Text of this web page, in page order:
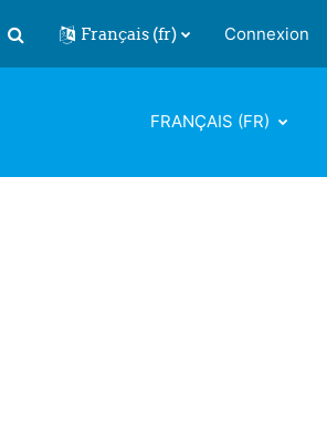
Activer/désactiver la saisie de
Français ‎(fr)‎ Connexion
FRANÇAIS ‎(FR)‎